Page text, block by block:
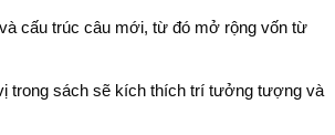
cấu trúc câu mới, từ đó mở rộng vốn từ
trong sách sẽ kích thích trí tưởng tượng và